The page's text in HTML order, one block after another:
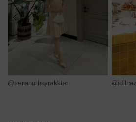
@senanurbayrakktar